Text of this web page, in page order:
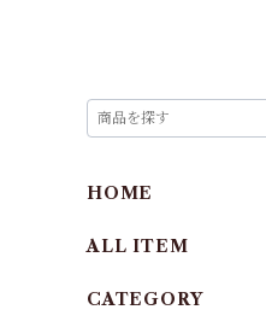
HOME
ALL ITEM
CATEGORY